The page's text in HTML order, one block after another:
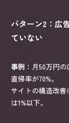
パターン2：広
ていない
事例 ：月50万円
直帰率が70%。
サイトの構造改
は1%以下。